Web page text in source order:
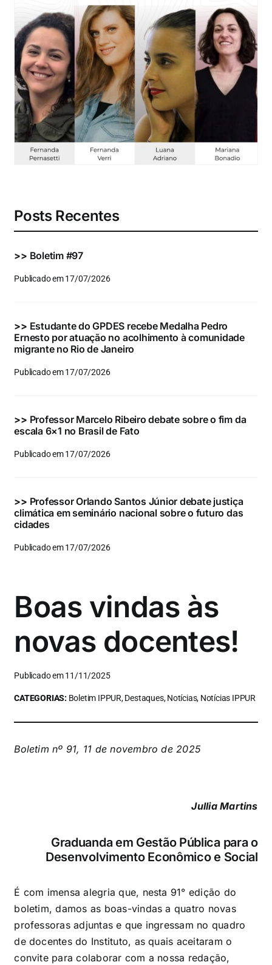
Eventos e Certificados
Comunicação
Buscar
resultados
para:
Posts Recentes
>> Boletim #97
Publicado em 17/07/2026
>> Estudante do GPDES recebe Medalha Pedro
Ernesto por atuação no acolhimento à comunidade
migrante no Rio de Janeiro
Publicado em 17/07/2026
>> Professor Marcelo Ribeiro debate sobre o fim da
escala 6×1 no Brasil de Fato
Publicado em 17/07/2026
>> Professor Orlando Santos Júnior debate justiça
climática em seminário nacional sobre o futuro das
cidades
Publicado em 17/07/2026
Boas vindas às
novas docentes!
Publicado em 11/11/2025
CATEGORIAS: Boletim IPPUR, Destaques, Notícias, Notícias IPPUR
Boletim nº 91, 11 de novembro de 2025
Jullia Martins
Graduanda em Gestão Pública para o
Desenvolvimento Econômico e Social
É com imensa alegria que, nesta 91° edição do
boletim, damos as boas-vindas a quatro novas
professoras adjuntas e que ingressam no quadro
de docentes do Instituto, as quais aceitaram o
convite para colaborar com a nossa redação,